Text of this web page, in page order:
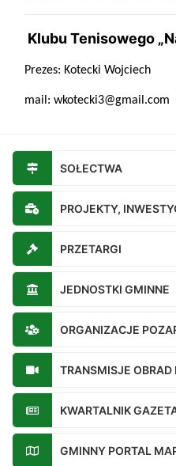
Klubu Tenisowego
Prezes: Kotecki Wojciech
mail: wkotecki3@gmail.com
SOŁECTWA
PROJEKTY,
PRZETARGI
JEDNOSTKI GMINNE
ORGANIZACJE
TRANSMISJE OBRAD
KWARTALNIK
GMINNY PORTAL